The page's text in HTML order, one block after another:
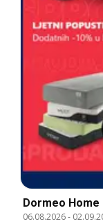
Dormeo Home
06.08.2026-